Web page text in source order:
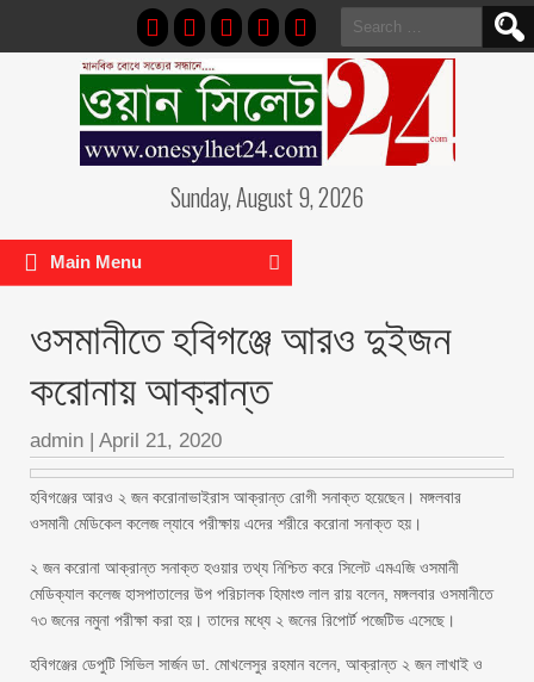
Search
for:
Sunday, August 9, 2026
Main Menu
ওসমানীতে হবিগঞ্জে আরও দুইজন
করোনায় আক্রান্ত
admin | April 21, 2020
হবিগঞ্জের আরও ২ জন করোনাভাইরাস আক্রান্ত রোগী সনাক্ত হয়েছেন। মঙ্গলবার
ওসমানী মেডিকেল কলেজ ল্যাবে পরীক্ষায় এদের শরীরে করোনা সনাক্ত হয়।
২ জন করোনা আক্রান্ত সনাক্ত হওয়ার তথ্য নিশ্চিত করে সিলেট এমএজি ওসমানী
মেডিক্যাল কলেজ হাসপাতালের উপ পরিচালক হিমাংশু লাল রায় বলেন, মঙ্গলবার ওসমানীতে
৭৩ জনের নমুনা পরীক্ষা করা হয়। তাদের মধ্যে ২ জনের রিপোর্ট পজেটিভ এসেছে।
হবিগঞ্জের ডেপুটি সিভিল সার্জন ডা. মোখলেসুর রহমান বলেন, আক্রান্ত ২ জন লাখাই ও